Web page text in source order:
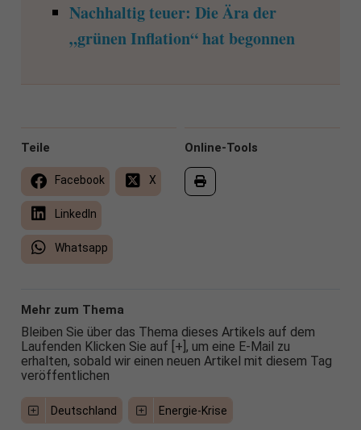
Nachhaltig teuer: Die Ära der
„grünen Inflation“ hat begonnen
Online-Tools
Teile
Facebook X
LinkedIn
Whatsapp
Mehr zum Thema
Bleiben Sie über das Thema dieses Artikels auf dem
Laufenden Klicken Sie auf [+], um eine E-Mail zu
erhalten, sobald wir einen neuen Artikel mit diesem Tag
veröffentlichen
Deutschland Energie-Krise